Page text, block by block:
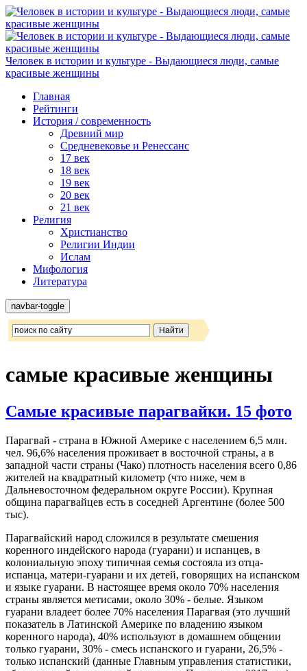
Человек в истории и культуре - Выдающиеся люди, самые
красивые женщины
Главная
Рейтинги
История / современность
Древний мир
Средневековье и Ренессанс
17 век
18 век
19 век
20 век
21 век
Религия
Христианство
Религии Индии
Ислам
Мифология
Литература
navbar-toggle
самые красивые женщины
Самые красивые парагвайки. 15 фото
Парагвай - страна в Южной Америке с населением 6,5 млн.
чел. 96,6% населения проживает в восточной страны, а в
западной части страны (Чако) плотность населения всего 0,86
жителей на квадратный километр (что ниже, чем в
Дальневосточном федеральном округе России). Крупная
община парагвайцев есть в соседней Аргентине (более 500
тыс).
Парагвайский народ сложился в результате смешения
коренного индейского народа (гуарани) и испанцев, в
колониальную эпоху типичная семья состояла из отца-
испанца, матери-гуарани и их детей, говорящих на испанском
и языке гуарани. В настоящее время около 70% населения
страны является метисами, около 30% - белые. Языком
гуарани владеет более 70% населения Парагвая (это лучший
показатель в Латинской Америке по владению языком
коренного народа), 40% используют в домашнем общении
только гуарани, 30% - смесь испанского и гуарани, 26,5% -
только испанский (данные Главным управления статистики,